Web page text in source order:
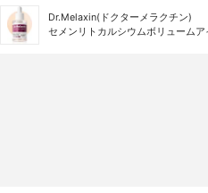
Dr.Melaxin(ドクターメラクチン)
セメンリトカルシウムボリューム